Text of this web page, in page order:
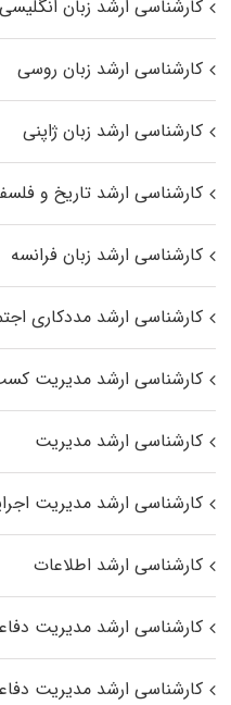
کارشناسی ارشد زبان انگلیسی
کارشناسی ارشد زبان روسی
کارشناسی ارشد زبان ژاپنی
کارشناسی ارشد تاریخ و
کارشناسی ارشد زبان فرانسه
کارشناسی ارشد مددکاری
کارشناسی ارشد مدیریت
کارشناسی ارشد مدیریت
کارشناسی ارشد مدیریت
کارشناسی ارشد اطلاعات
کارشناسی ارشد مدیریت
کارشناسی ارشد مدیریت